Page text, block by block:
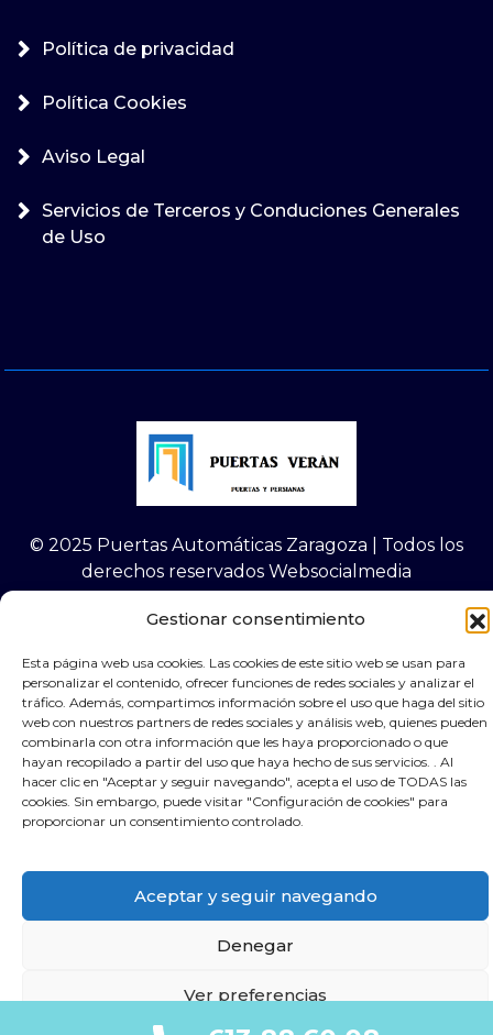
Gestionar consentimiento
Esta página web usa cookies. Las cookies de este sitio web se usan para
personalizar el contenido, ofrecer funciones de redes sociales y analizar el
tráfico. Además, compartimos información sobre el uso que haga del sitio
web con nuestros partners de redes sociales y análisis web, quienes pueden
combinarla con otra información que les haya proporcionado o que
hayan recopilado a partir del uso que haya hecho de sus servicios. . Al
hacer clic en "Aceptar y seguir navegando", acepta el uso de TODAS las
cookies. Sin embargo, puede visitar "Configuración de cookies" para
proporcionar un consentimiento controlado.
Aceptar y seguir navegando
Denegar
Ver preferencias
Política de privacidad
Política Cookies
Aviso Legal
Servicios de Terceros y Conduciones Generales
de Uso
© 2025 Puertas Automáticas Zaragoza | Todos los
derechos reservados Websocialmedia
Contacta por Whassap